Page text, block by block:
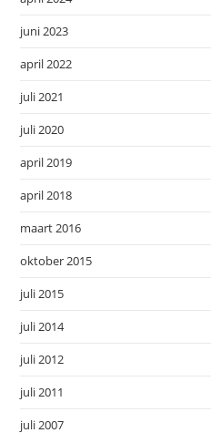
juni 2023
april 2022
juli 2021
juli 2020
april 2019
april 2018
maart 2016
oktober 2015
juli 2015
juli 2014
juli 2012
juli 2011
juli 2007